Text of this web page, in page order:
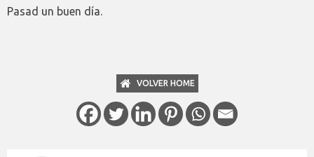
Pasad un buen día.
VOLVER HOME